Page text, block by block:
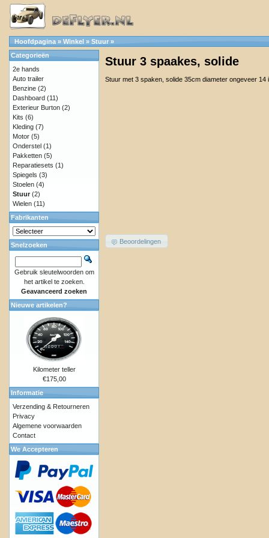
Hoofdpagina » Winkel » Stuur »
Stuur 3 spaakes, solide
Stuur met 3 spaken, solide 35cm diameter ongeveer 14
Beoordelingen
Categorieën
2e hands
Auto trailer
Benzine (2)
Dashboard (11)
Exterieur Burton (2)
Kits (6)
Kleding (7)
Motor (5)
Onderstel (1)
Pakketten (5)
Reparatiesets (1)
Spiegels (3)
Stoelen (4)
Stuur (2)
Wielen (11)
Fabrikanten
Snelzoeken
Gebruik sleutelwoorden om
het artikel te zoeken.
Geavanceerd zoeken
Nieuwe artikelen?
Kilometer teller
€175,00
Informatie
Verzending & Retourneren
Privacy
Algemene voorwaarden
Contact
We Accepteren